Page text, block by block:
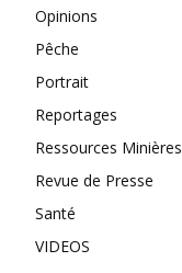
Opinions
Pêche
Portrait
Reportages
Ressources Minières
Revue de Presse
Santé
VIDEOS